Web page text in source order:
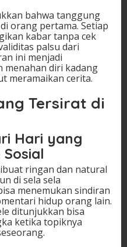
bahwa tanggung
orang pertama. Setiap
kabar tanpa cek
palsu dari
ini menjadi
menahan diri kadang
meramaikan cerita.
Tersirat di
Hari yang
ringan dan natural
di sela sela
menemukan sindiran
hidup orang lain.
ditunjukkan bisa
ketika topiknya